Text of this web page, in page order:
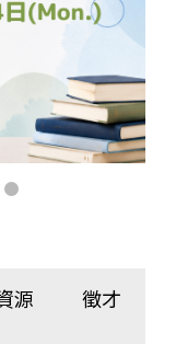
源 徵才